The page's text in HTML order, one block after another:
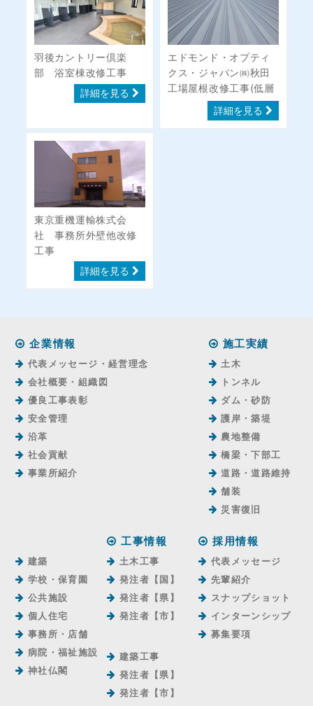
羽後カントリー倶楽
部 浴室棟改修工事
詳細を見る
エドモンド・オプティ
クス・ジャパン㈱秋田
工場屋根改修工事(低層
部北側屋根)
詳細を見る
東京重機運輸株式会
社 事務所外壁他改修
工事
詳細を見る
企業情報
代表メッセージ・経営理念
会社概要・組織図
優良工事表彰
安全管理
沿革
社会貢献
事業所紹介
施工実績
土木
トンネル
ダム・砂防
護岸・築堤
農地整備
橋梁・下部工
道路・道路維持
舗装
災害復旧
建築
学校・保育園
公共施設
個人住宅
事務所・店舗
病院・福祉施設
神社仏閣
工事情報
土木工事
発注者【国】
発注者【県】
発注者【市】
建築工事
発注者【県】
発注者【市】
採用情報
代表メッセージ
先輩紹介
スナップショット
インターンシップ
募集要項